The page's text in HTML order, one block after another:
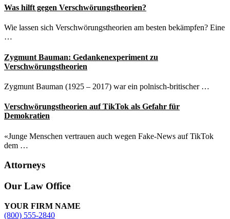
Was hilft gegen Verschwörungstheorien?
Wie lassen sich Verschwörungstheorien am besten bekämpfen? Eine
…
Zygmunt Bauman: Gedankenexperiment zu
Verschwörungstheorien
Zygmunt Bauman (1925 – 2017) war ein polnisch-britischer …
Verschwörungstheorien auf TikTok als Gefahr für
Demokratien
«Junge Menschen vertrauen auch wegen Fake-News auf TikTok
dem …
Attorneys
Site
Footer
Our Law Office
YOUR FIRM NAME
(800) 555-2840